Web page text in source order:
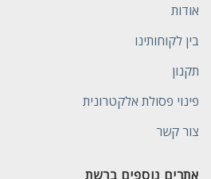
אודות
בין לקוחותינו
תקנון
פינוי פסולת אלקטרונית
צור קשר
אתרים נוספים ברשת